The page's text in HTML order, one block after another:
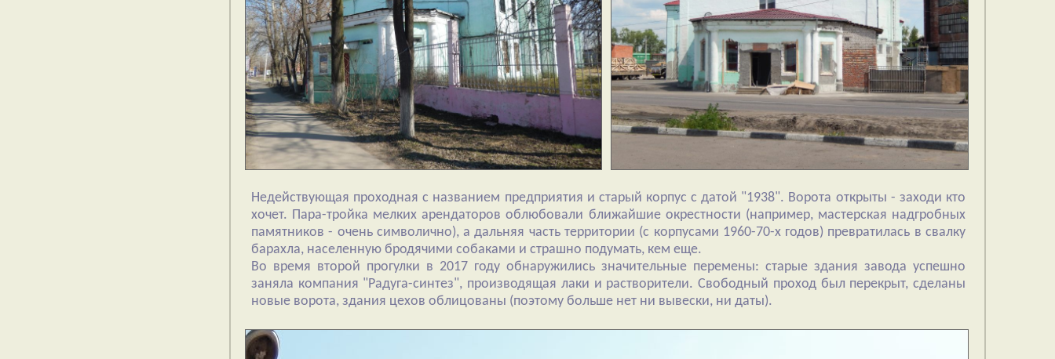
Недействующая проходная с названием предприятия и старый корпус с датой "1938". Ворота открыты - заходи кто
хочет. Пара-тройка мелких арендаторов облюбовали ближайшие окрестности (например, мастерская надгробных
памятников - очень символично), а дальняя часть территории (с корпусами 1960-70-х годов) превратилась в свалку
барахла, населенную бродячими собаками и страшно подумать, кем еще.
Во время второй прогулки в 2017 году обнаружились значительные перемены: старые здания завода успешно
заняла компания "Радуга-синтез", производящая лаки и растворители. Свободный проход был перекрыт, сделаны
новые ворота, здания цехов облицованы (поэтому больше нет ни вывески, ни даты).